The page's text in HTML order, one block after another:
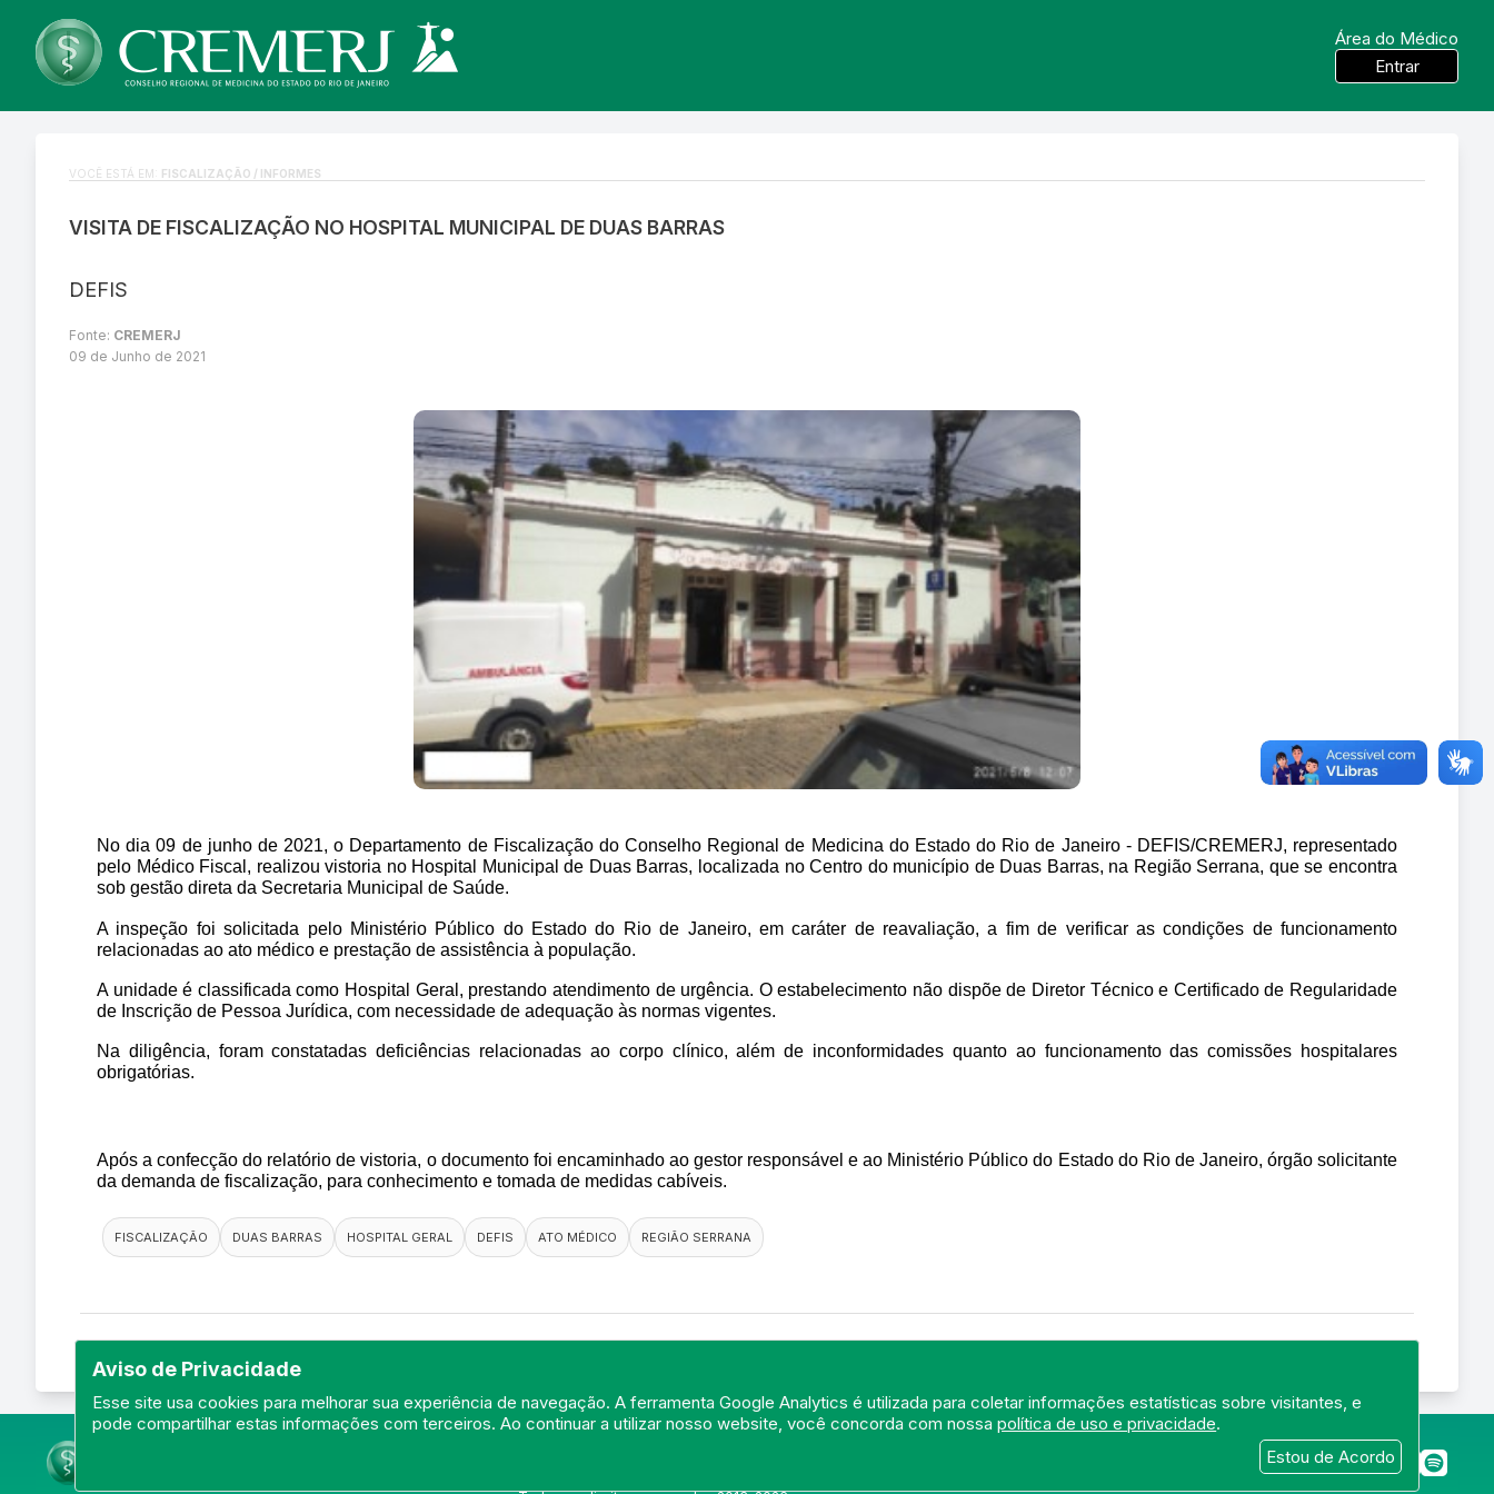
Área do Médico
Entrar
Aviso de Privacidade
Esse site usa cookies para melhorar sua experiência de navegação. A ferramenta Google Analytics é utilizada para coletar informações estatísticas sobre visitantes, e
pode compartilhar estas informações com terceiros. Ao continuar a utilizar nosso website, você concorda com nossapolítica de uso e privacidade.
Estou de Acordo
VOCÊ ESTÁ EM: FISCALIZAÇÃO / INFORMES
VISITA DE FISCALIZAÇÃO NO HOSPITAL MUNICIPAL DE DUAS BARRAS
DEFIS
Fonte: CREMERJ
09 de Junho de 2021
No dia 09 de junho de 2021, o Departamento de Fiscalização do Conselho Regional de Medicina do Estado do Rio de Janeiro - DEFIS/CREMERJ, representado
pelo Médico Fiscal, realizou vistoria no Hospital Municipal de Duas Barras, localizada no Centro do município de Duas Barras, na Região Serrana, que se encontra
sob gestão direta da Secretaria Municipal de Saúde.
A inspeção foi solicitada pelo Ministério Público do Estado do Rio de Janeiro, em caráter de reavaliação, a fim de verificar as condições de funcionamento
relacionadas ao ato médico e prestação de assistência à população.
A unidade é classificada como Hospital Geral, prestando atendimento de urgência. O estabelecimento não dispõe de Diretor Técnico e Certificado de Regularidade
de Inscrição de Pessoa Jurídica, com necessidade de adequação às normas vigentes.
Na diligência, foram constatadas deficiências relacionadas ao corpo clínico, além de inconformidades quanto ao funcionamento das comissões hospitalares
obrigatórias.
Após a confecção do relatório de vistoria, o documento foi encaminhado ao gestor responsável e ao Ministério Público do Estado do Rio de Janeiro, órgão solicitante
da demanda de fiscalização, para conhecimento e tomada de medidas cabíveis.
FISCALIZAÇÃO DUAS BARRAS HOSPITAL GERAL DEFIS ATO MÉDICO REGIÃO SERRANA
© Portal do Conselho Regional de Medicina do Rio de Janeiro - www.cremerj.org.br